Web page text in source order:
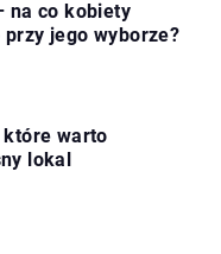
na co kobiety
jego wyborze?
które warto
lokal